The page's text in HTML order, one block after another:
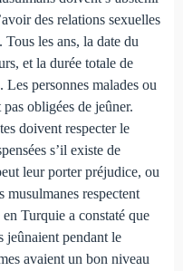
des relations sexuelles
les ans, la date du
et la durée totale de
personnes malades ou
obligées de jeûner.
doivent respecter le
s’il existe de
leur porter préjudice, ou
musulmanes respectent
Turquie a constaté que
jeûnaient pendant le
avaient un bon niveau